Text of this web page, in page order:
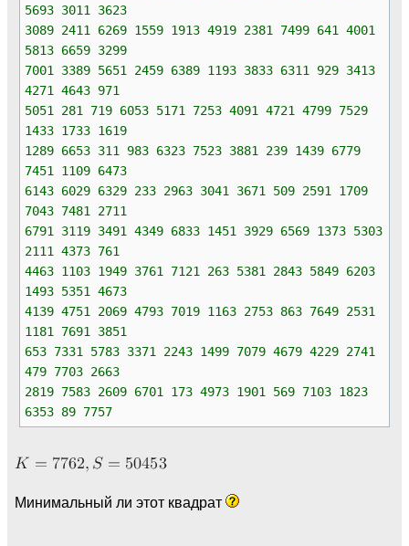
5693 3011 3623
3089 2411 6269 1559 1913 4919 2381 7499 641 4001
5813 6659 3299
7001 3389 5651 2459 6389 1193 3833 6311 929 3413
4271 4643 971
5051 281 719 6053 5171 7253 4091 4721 4799 7529
1433 1733 1619
1289 6653 311 983 6323 7523 3881 239 1439 6779
7451 1109 6473
6143 6029 6329 233 2963 3041 3671 509 2591 1709
7043 7481 2711
6791 3119 3491 4349 6833 1451 3929 6569 1373 5303
2111 4373 761
4463 1103 1949 3761 7121 263 5381 2843 5849 6203
1493 5351 4673
4139 4751 2069 4793 7019 1163 2753 863 7649 2531
1181 7691 3851
653 7331 5783 3371 2243 1499 7079 4679 4229 2741
479 7703 2663
2819 7583 2609 6701 173 4973 1901 569 7103 1823
6353 89 7757
Минимальный ли этот квадрат